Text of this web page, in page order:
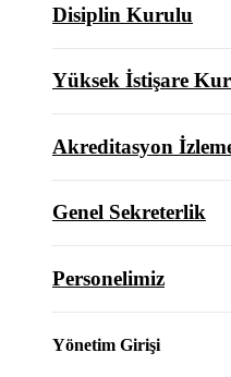
Disiplin Kurulu
Yüksek İstişare
Akreditasyon
Genel Sekreterlik
Personelimiz
Yönetim Girişi